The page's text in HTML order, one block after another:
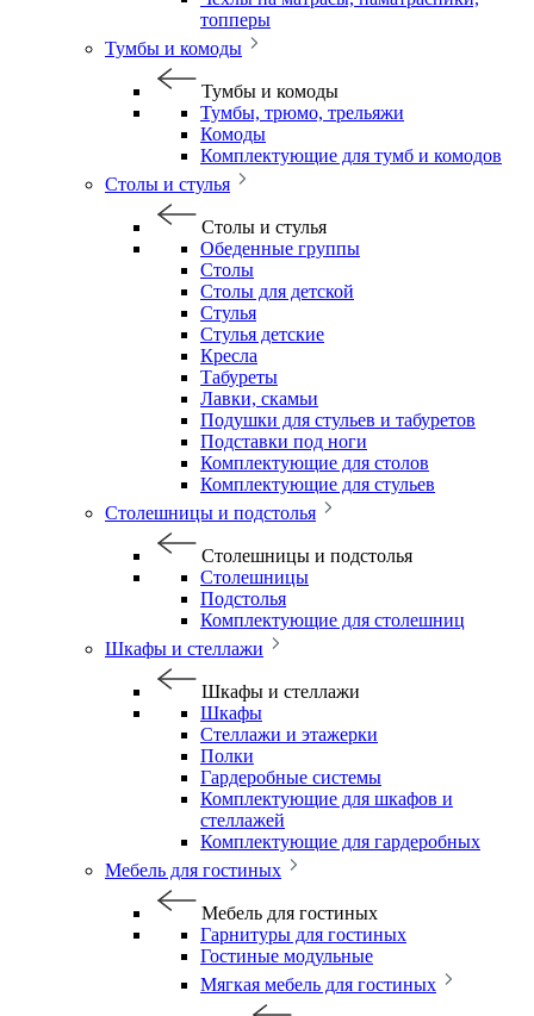
топперы
Тумбы и комоды
Тумбы и комоды
Тумбы, трюмо, трельяжи
Комоды
Комплектующие для тумб и комодов
Столы и стулья
Столы и стулья
Обеденные группы
Столы
Столы для детской
Стулья
Стулья детские
Кресла
Табуреты
Лавки, скамьи
Подушки для стульев и табуретов
Подставки под ноги
Комплектующие для столов
Комплектующие для стульев
Столешницы и подстолья
Столешницы и подстолья
Столешницы
Подстолья
Комплектующие для столешниц
Шкафы и стеллажи
Шкафы и стеллажи
Шкафы
Стеллажи и этажерки
Полки
Гардеробные системы
Комплектующие для шкафов и
стеллажей
Комплектующие для гардеробных
Мебель для гостиных
Мебель для гостиных
Гарнитуры для гостиных
Гостиные модульные
Мягкая мебель для гостиных